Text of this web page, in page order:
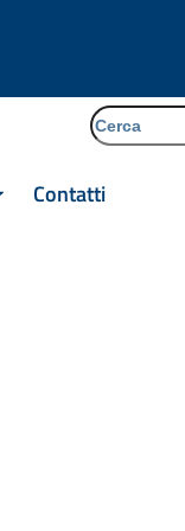
Instagram
Tiktok
cerca
Contatti